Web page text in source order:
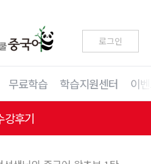
로그인
무료학습 학습지원센터 이
강후기